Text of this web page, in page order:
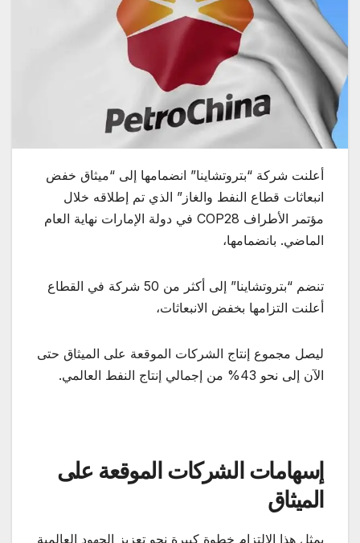
أعلنت شركة “بتروتشاينا” انضمامها إلى “ميثاق خفض
انبعاثات قطاع النفط والغاز” الذي تم إطلاقه خلال
مؤتمر الأطراف COP28 في دولة الإمارات نهاية العام
الماضي. بانضمامها،
تنضم “بتروتشاينا” إلى أكثر من 50 شركة في القطاع
أعلنت التزامها بخفض الانبعاثات،
ليصل مجموع إنتاج الشركات الموقعة على الميثاق حتى
الآن إلى نحو 43% من إجمالي إنتاج النفط العالمي.
إسهامات الشركات الموقعة على
الميثاق
يمثل هذا الالتزام خطوة كبيرة نحو تعزيز الجهود العالمية